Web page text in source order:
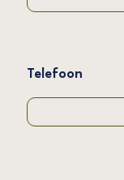
Telefoon